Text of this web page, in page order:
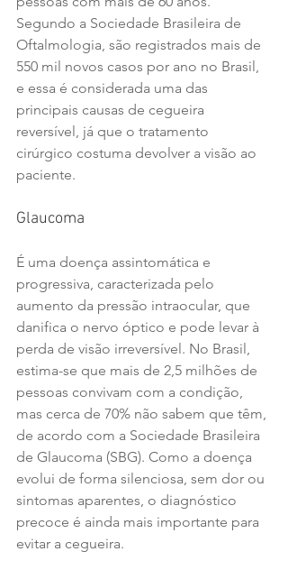
Segundo a Sociedade Brasileira de
Oftalmologia, são registrados mais de
550 mil novos casos por ano no Brasil,
e essa é considerada uma das
principais causas de cegueira
reversível, já que o tratamento
cirúrgico costuma devolver a visão ao
paciente.
Glaucoma
É uma doença assintomática e
progressiva, caracterizada pelo
aumento da pressão intraocular, que
danifica o nervo óptico e pode levar à
perda de visão irreversível. No Brasil,
estima-se que mais de 2,5 milhões de
pessoas convivam com a condição,
mas cerca de 70% não sabem que têm,
de acordo com a Sociedade Brasileira
de Glaucoma (SBG). Como a doença
evolui de forma silenciosa, sem dor ou
sintomas aparentes, o diagnóstico
precoce é ainda mais importante para
evitar a cegueira.